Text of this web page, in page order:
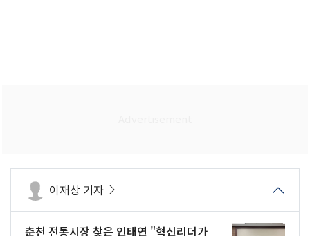
이재상 기자
춘천 전통시장 찾은 인태연 "혁신리더가